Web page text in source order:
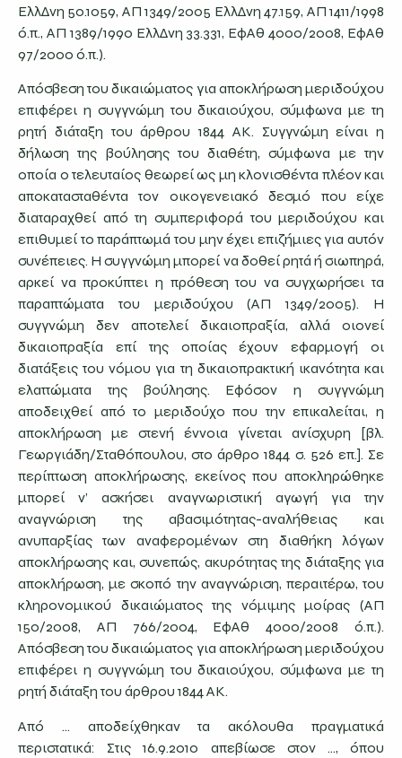
ΕλλΔνη 50.1059, ΑΠ 1349/2005 ΕλλΔνη 47.159, ΑΠ 1411/1998
ό.π., ΑΠ 1389/1990 ΕλλΔνη 33.331, ΕφΑθ 4000/2008, ΕφΑθ
97/2000 ό.π.).
Απόσβεση του δικαιώματος για αποκλήρωση μεριδούχου
επιφέρει η συγγνώμη του δικαιούχου, σύμφωνα με τη
ρητή διάταξη του άρθρου 1844 ΑΚ. Συγγνώμη είναι η
δήλωση της βούλησης του διαθέτη, σύμφωνα με την
οποία ο τελευταίος θεωρεί ως μη κλονισθέντα πλέον και
αποκατασταθέντα τον οικογενειακό δεσμό που είχε
διαταραχθεί από τη συμπεριφορά του μεριδούχου και
επιθυμεί το παράπτωμά του μην έχει επιζήμιες για αυτόν
συνέπειες. Η συγγνώμη μπορεί να δοθεί ρητά ή σιωπηρά,
αρκεί να προκύπτει η πρόθεση του να συγχωρήσει τα
παραπτώματα του μεριδούχου (ΑΠ 1349/2005). Η
συγγνώμη δεν αποτελεί δικαιοπραξία, αλλά οιονεί
δικαιοπραξία επί της οποίας έχουν εφαρμογή οι
διατάξεις του νόμου για τη δικαιοπρακτική ικανότητα και
ελαττώματα της βούλησης. Εφόσον η συγγνώμη
αποδειχθεί από το μεριδούχο που την επικαλείται, η
αποκλήρωση με στενή έννοια γίνεται ανίσχυρη [βλ.
Γεωργιάδη/Σταθόπουλου, στο άρθρο 1844 σ. 526 επ.]. Σε
περίπτωση αποκλήρωσης, εκείνος που αποκληρώθηκε
μπορεί ν’ ασκήσει αναγνωριστική αγωγή για την
αναγνώριση της αβασιμότητας-αναλήθειας και
ανυπαρξίας των αναφερομένων στη διαθήκη λόγων
αποκλήρωσης και, συνεπώς, ακυρότητας της διάταξης για
αποκλήρωση, με σκοπό την αναγνώριση, περαιτέρω, του
κληρονομικού δικαιώματος της νόμιμης μοίρας (ΑΠ
150/2008, ΑΠ 766/2004, ΕφΑθ 4000/2008 ό.π.).
Απόσβεση του δικαιώματος για αποκλήρωση μεριδούχου
επιφέρει η συγγνώμη του δικαιούχου, σύμφωνα με τη
ρητή διάταξη του άρθρου 1844 ΑΚ.
Από … αποδείχθηκαν τα ακόλουθα πραγματικά
περιστατικά: Στις 16.9.2010 απεβίωσε στον …, όπου